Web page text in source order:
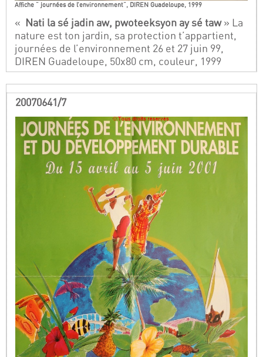
Affiche " journées de l’environnement", DIREN Guadeloupe, 1999
« Nati la sé jadin aw, pwoteeksyon ay sé taw» La
nature est ton jardin, sa protection t’appartient,
journées de l’environnement 26 et 27 juin 99,
DIREN Guadeloupe, 50x80 cm, couleur, 1999
20070641/7